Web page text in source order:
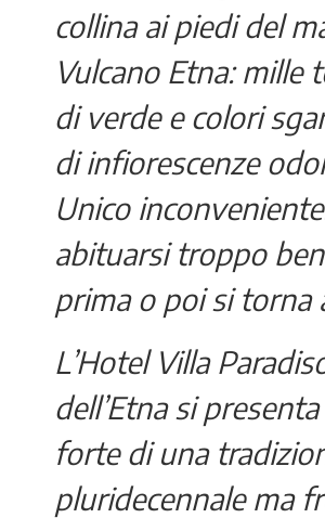
collina ai piedi del
Vulcano Etna: mille
di verde e colori
di infiorescenze
Unico
abituarsi troppo
prima o poi si torna
L’Hotel Villa
dell’Etna si
forte di una
pluridecennale ma